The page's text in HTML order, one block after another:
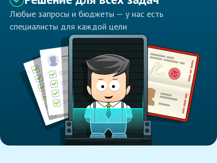
Любые запросы и бюджеты — у нас есть
специалисты для каждой цели